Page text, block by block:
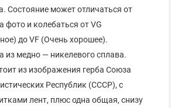
Состояние может отличаться от
фото и колебаться от VG
до VF (Очень хорошее).
из медно — никелевого сплава.
из изображения герба Союза
Республик (СССР), с
лент, плюс одна общая, снизу